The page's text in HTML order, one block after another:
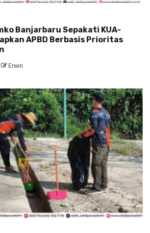
Banjarbaru Sepakati KUA-
APBD Berbasis Prioritas
Erwin